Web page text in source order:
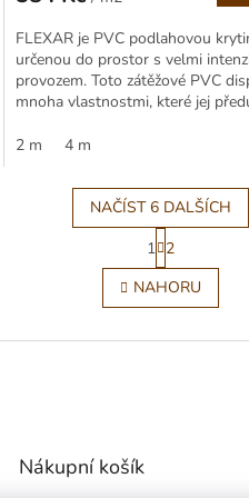
cena:
FLEXAR je PVC podlahovou
určenou do prostor s velmi
provozem. Toto zátěžové PVC
mnoha vlastnostmi, které jej
2 m
4 m
O
v
d
NAČÍST 6 DALŠÍCH
S
t
r
á
n
o
1 2
NAHORU
Nákupní košík